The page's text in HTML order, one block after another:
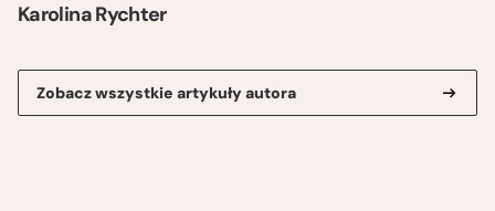
Karolina Rychter
Zobacz wszystkie artykuły autora